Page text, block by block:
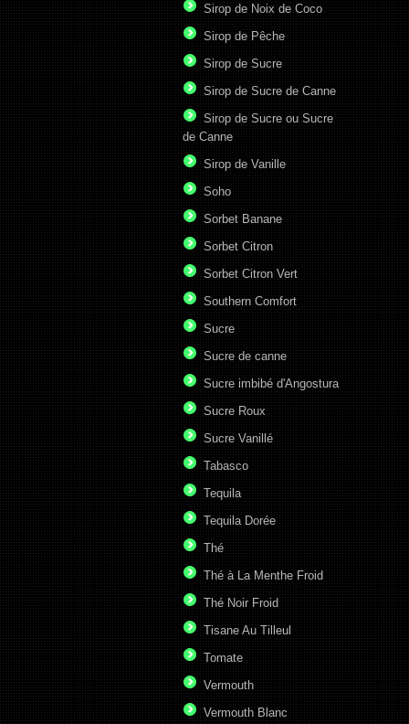
Sirop de Noix de Coco
Sirop de Pêche
Sirop de Sucre
Sirop de Sucre de Canne
Sirop de Sucre ou Sucre
de Canne
Sirop de Vanille
Soho
Sorbet Banane
Sorbet Citron
Sorbet Citron Vert
Southern Comfort
Sucre
Sucre de canne
Sucre imbibé d'Angostura
Sucre Roux
Sucre Vanillé
Tabasco
Tequila
Tequila Dorée
Thé
Thé à La Menthe Froid
Thé Noir Froid
Tisane Au Tilleul
Tomate
Vermouth
Vermouth Blanc